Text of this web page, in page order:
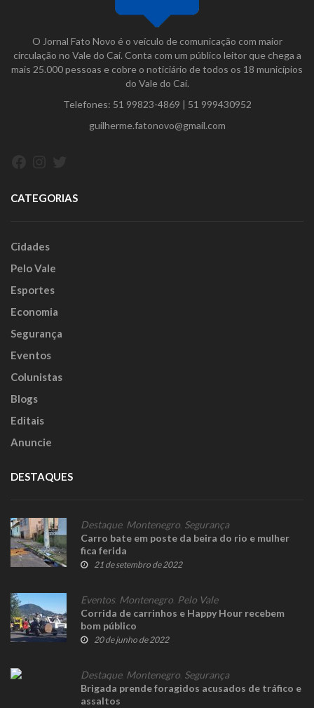
O Jornal Fato Novo é o veículo de comunicação com maior
circulação no Vale do Caí. Conta com um público leitor que chega a
mais 25.000 pessoas e cobre o noticiário de todos os 18 municípios
do Vale do Caí.
Telefones: 51 99823-4869 | 51 999430952
guilherme.fatonovo@gmail.com
CATEGORIAS
Cidades
Pelo Vale
Esportes
Economia
Segurança
Eventos
Colunistas
Blogs
Editais
Anuncie
DESTAQUES
Destaque, Montenegro Segurança
Carro bate em poste da beira do rio e mulher
fica ferida
21 de setembro de 2022
Eventos, Montenegro Pelo Vale
Corrida de carrinhos e Happy Hour recebem
bom público
20 de junho de 2022
Destaque, Montenegro Segurança
Brigada prende foragidos acusados de tráfico e
assaltos